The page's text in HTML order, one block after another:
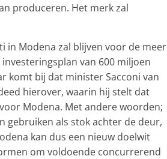
produceren. Het merk zal
in Modena zal blijven voor de meer
van 600 miljoen
komt bij dat minister Sacconi van
hierover, waarin hij stelt dat
Modena. Met andere woorden;
gebruiken als stok achter de deur,
kan dus een nieuw doelwit
om voldoende concurrerend